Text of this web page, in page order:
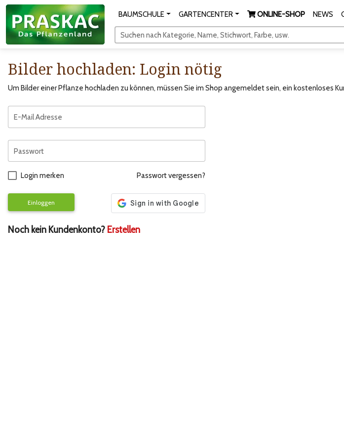
BAUMSCHULE GARTENCENTER ONLINE-SHOP NEWS
Suchen nach Kategorie, Name, Stichwort, Farbe, usw.
Bilder hochladen: Login nötig
Um Bilder einer Pflanze hochladen zu können, müssen Sie im Shop angemeldet sein, ein kostenloses
E-Mail Adresse
Passwort
Login merken Passwort vergessen?
Einloggen
Noch kein Kundenkonto? Erstellen